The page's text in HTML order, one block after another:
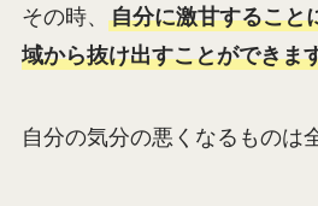
その時、 自分に激甘すること
域から抜け出すことができま
自分の気分の悪くなるものは